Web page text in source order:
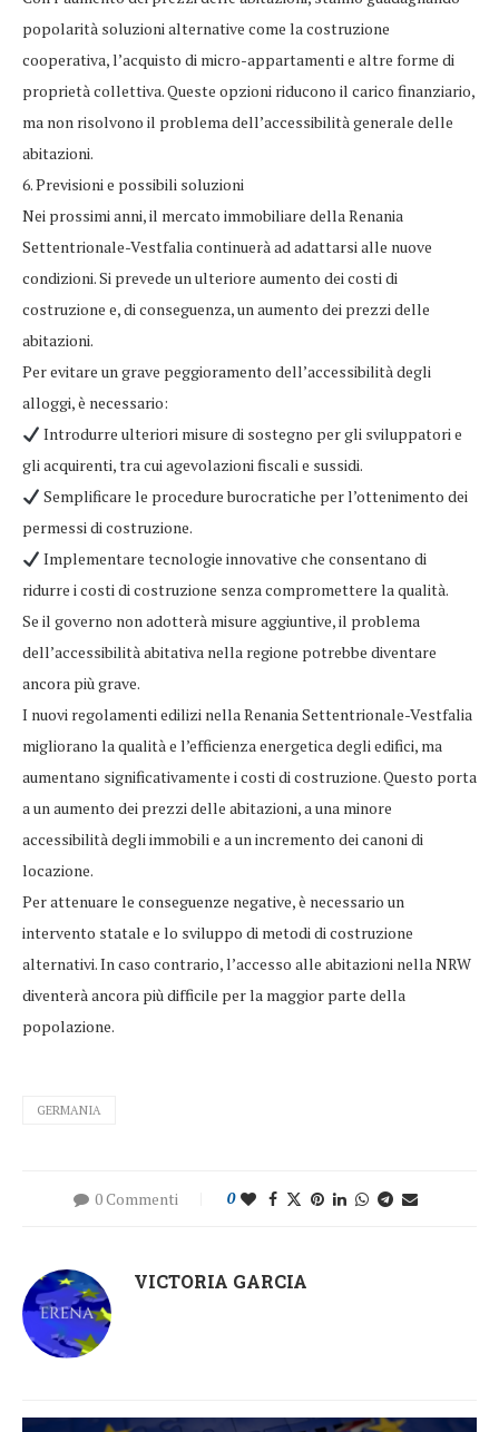
popolarità soluzioni alternative come la costruzione
cooperativa, l’acquisto di micro-appartamenti e altre forme di
proprietà collettiva. Queste opzioni riducono il carico finanziario,
ma non risolvono il problema dell’accessibilità generale delle
abitazioni.
6. Previsioni e possibili soluzioni
Nei prossimi anni, il mercato immobiliare della Renania
Settentrionale-Vestfalia continuerà ad adattarsi alle nuove
condizioni. Si prevede un ulteriore aumento dei costi di
costruzione e, di conseguenza, un aumento dei prezzi delle
abitazioni.
Per evitare un grave peggioramento dell’accessibilità degli
alloggi, è necessario:
Introdurre ulteriori misure di sostegno per gli sviluppatori e
gli acquirenti, tra cui agevolazioni fiscali e sussidi.
Semplificare le procedure burocratiche per l’ottenimento dei
permessi di costruzione.
Implementare tecnologie innovative che consentano di
ridurre i costi di costruzione senza compromettere la qualità.
Se il governo non adotterà misure aggiuntive, il problema
dell’accessibilità abitativa nella regione potrebbe diventare
ancora più grave.
I nuovi regolamenti edilizi nella Renania Settentrionale-Vestfalia
migliorano la qualità e l’efficienza energetica degli edifici, ma
aumentano significativamente i costi di costruzione. Questo porta
a un aumento dei prezzi delle abitazioni, a una minore
accessibilità degli immobili e a un incremento dei canoni di
locazione.
Per attenuare le conseguenze negative, è necessario un
intervento statale e lo sviluppo di metodi di costruzione
alternativi. In caso contrario, l’accesso alle abitazioni nella NRW
diventerà ancora più difficile per la maggior parte della
popolazione.
GERMANIA
0 Commenti 0
VICTORIA GARCIA